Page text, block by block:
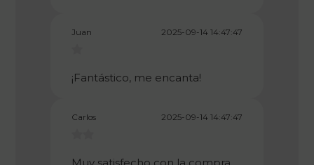
Juan 2025-09-14 14:47:47
¡Fantástico, me encanta!
Carlos 2025-09-14 14:47:47